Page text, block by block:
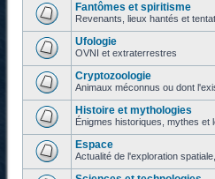
Fantômes et spiritisme
Revenants, lieux hantés et
Ufologie
OVNI et extraterrestres
Cryptozoologie
Animaux méconnus ou dont
Histoire et mythologies
Énigmes historiques, mythes et
Espace
Actualité de l'exploration